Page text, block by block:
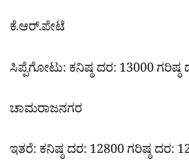
ಕೆ.ಆರ್.ಪೇಟೆ
ಸಿಪ್ಪೆಗೋಟು: ಕನಿಷ್ಠ ದರ: 13000 ಗರಿಷ್ಠ
ಚಾಮರಾಜನಗರ
ಇತರೆ: ಕನಿಷ್ಠ ದರ: 12800 ಗರಿಷ್ಠ ದರ: